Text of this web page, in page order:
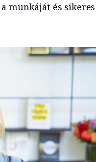
munkáját és